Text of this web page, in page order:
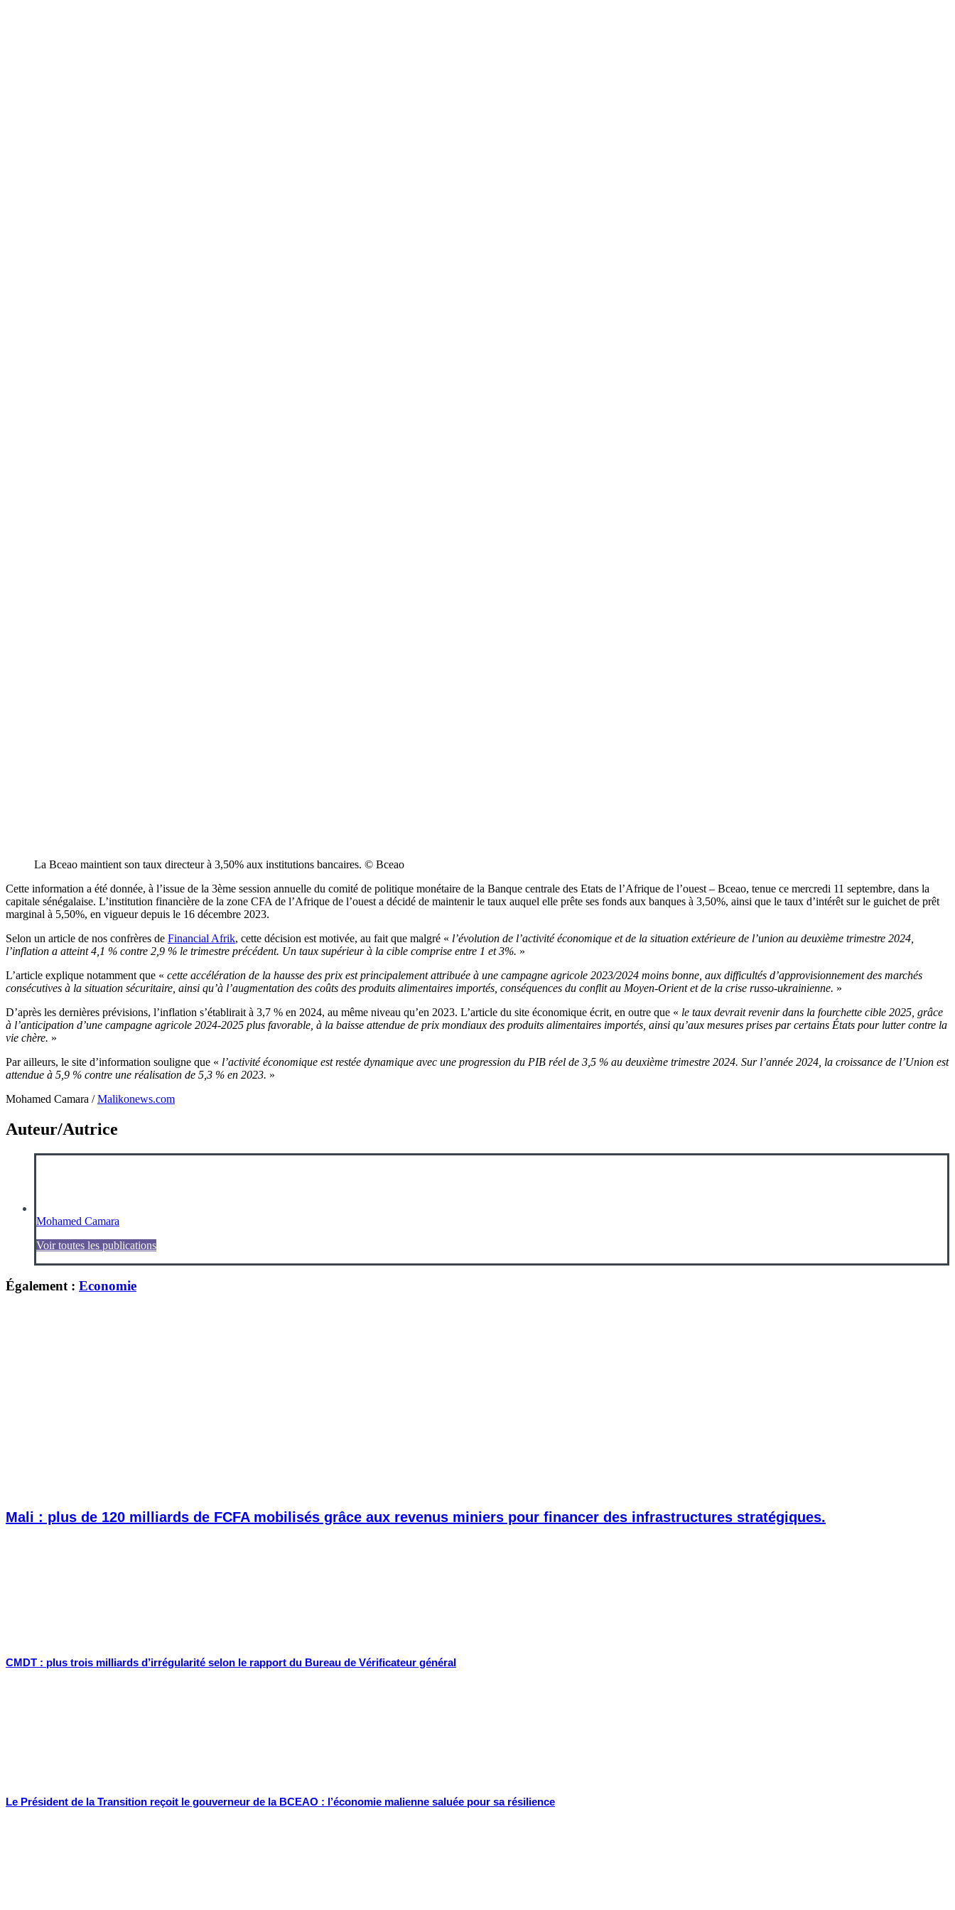
La Bceao maintient son taux directeur à 3,50% aux institutions bancaires. © Bceao
Cette information a été donnée, à l’issue de la 3ème session annuelle du comité de politique monétaire de la Banque centrale des Etats de l’Afrique de l’ouest – Bceao, tenue ce mercredi 11 septembre, dans la
capitale sénégalaise. L’institution financière de la zone CFA de l’Afrique de l’ouest a décidé de maintenir le taux auquel elle prête ses fonds aux banques à 3,50%, ainsi que le taux d’intérêt sur le guichet de prêt
marginal à 5,50%, en vigueur depuis le 16 décembre 2023.
Selon un article de nos confrères de Financial Afrik, cette décision est motivée, au fait que malgré « l’évolution de l’activité économique et de la situation extérieure de l’union au deuxième trimestre 2024,
l’inflation a atteint 4,1 % contre 2,9 % le trimestre précédent. Un taux supérieur à la cible comprise entre 1 et 3%. »
L’article explique notamment que « cette accélération de la hausse des prix est principalement attribuée à une campagne agricole 2023/2024 moins bonne, aux difficultés d’approvisionnement des marchés
consécutives à la situation sécuritaire, ainsi qu’à l’augmentation des coûts des produits alimentaires importés, conséquences du conflit au Moyen-Orient et de la crise russo-ukrainienne. »
D’après les dernières prévisions, l’inflation s’établirait à 3,7 % en 2024, au même niveau qu’en 2023. L’article du site économique écrit, en outre que « le taux devrait revenir dans la fourchette cible 2025, grâce
à l’anticipation d’une campagne agricole 2024-2025 plus favorable, à la baisse attendue de prix mondiaux des produits alimentaires importés, ainsi qu’aux mesures prises par certains États pour lutter contre la
vie chère. »
Par ailleurs, le site d’information souligne que « l’activité économique est restée dynamique avec une progression du PIB réel de 3,5 % au deuxième trimestre 2024. Sur l’année 2024, la croissance de l’Union est
attendue à 5,9 % contre une réalisation de 5,3 % en 2023. »
Mohamed Camara /Malikonews.com
Auteur/Autrice
Mohamed Camara
Voir toutes les publications
Également : Economie
Mali : plus de 120 milliards de FCFA mobilisés grâce aux revenus miniers pour financer des infrastructures stratégiques.
CMDT : plus trois milliards d’irrégularité selon le rapport du Bureau de Vérificateur général
Le Président de la Transition reçoit le gouverneur de la BCEAO : l’économie malienne saluée pour sa résilience